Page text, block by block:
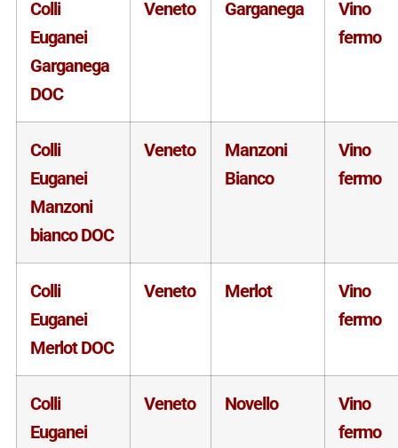
Colli
Euganei
Garganega
DOC
Veneto Garganega
Vino
fermo
Colli
Euganei
Manzoni
bianco DOC
Veneto
Manzoni
Bianco
Vino
fermo
Colli
Euganei
Merlot DOC
Veneto Merlot
Vino
fermo
Colli
Euganei
Veneto Novello
Vino
fermo